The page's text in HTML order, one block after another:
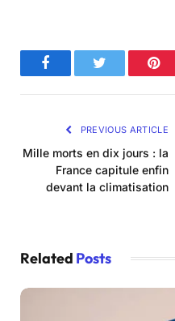
FacebookTwitter
PREVIOUS ARTICLE
Mille morts en dix jours : la
France capitule enfin
devant la climatisation
Related Posts